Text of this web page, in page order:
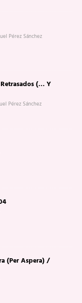
Pérez Sánchez
(… Y
Pérez Sánchez
(Per Aspera) /